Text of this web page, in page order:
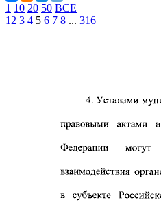
1 10 20 50 ВСЕ
1 2 3 4 5 6 7 8 ... 316